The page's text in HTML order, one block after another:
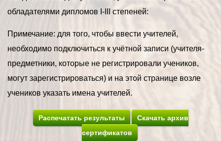
обладателями дипломов I-III степеней:
Примечание: для того, чтобы ввести учителей,
необходимо подключиться к учётной записи (учителя-
предметники, которые не регистрировали учеников,
могут зарегистрироваться) и на этой странице возле
учеников указать имена учителей.
Распечатать результаты
Скачать архив
сертификатов